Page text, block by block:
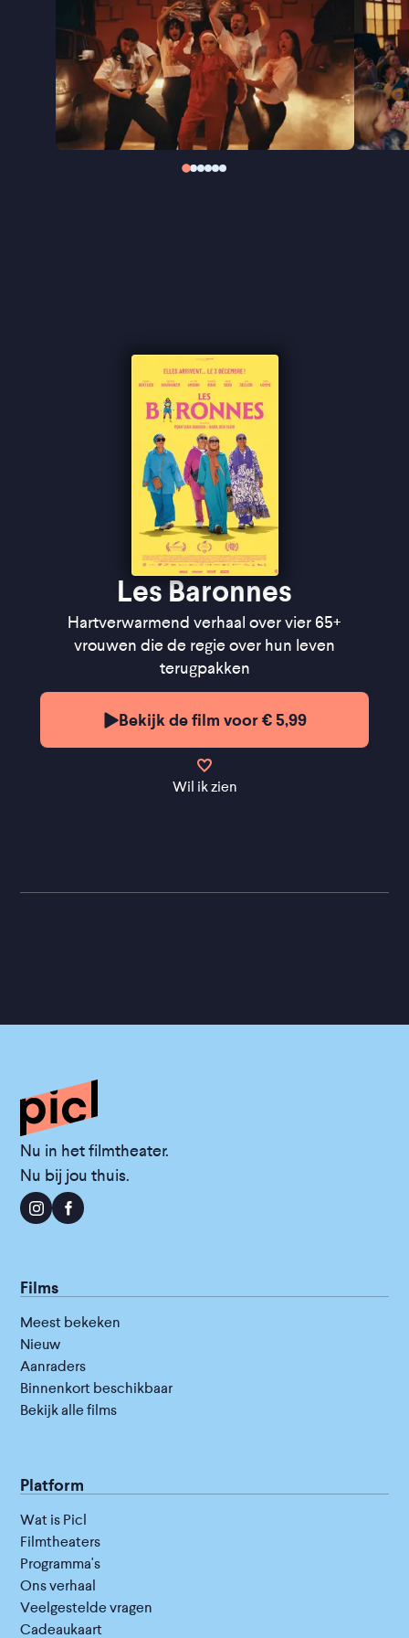
het leven van jonge mannen in Molenbeek centraal
stelde, verschuift hij inLes Baronneshet
perspectief naar een nieuwe generatie: hun
(groot)moeders. Met humor, tederheid en een
vleugje magisch realisme viert de film de kracht van
solidariteit en vrouwelijke emancipatie, en laat hij
zien dat het nooit te laat is om opnieuw te
Les Baronnes
Hartverwarmend verhaal over vier 65+
vrouwen die de regie over hun leven
terugpakken
Bekijk de film voor € 5,99
Wil ik zien
Nu in het filmtheater.
Nu bij jou thuis.
Films
Meest bekeken
Nieuw
Aanraders
Binnenkort beschikbaar
Bekijk alle films
Platform
Wat is Picl
Filmtheaters
Programma's
Ons verhaal
Veelgestelde vragen
Cadeaukaart